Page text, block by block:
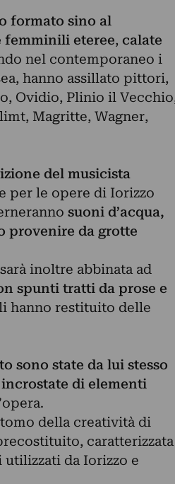
formato sino al
femminili eteree, calate
nel contemporaneo i
hanno assillato pittori,
Ovidio, Plinio il
Magritte, Wagner,
del musicista
per le opere di Iorizzo
suoni d’acqua,
provenire da grotte
sarà inoltre abbinata ad
spunti tratti da prose e
hanno restituito delle
sono state da lui stesso
incrostate di elementi
della creatività di
caratterizzata
da Iorizzo e